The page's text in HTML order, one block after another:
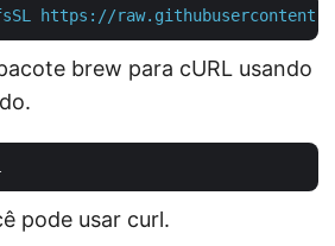
https://
brew para cURL usando
pode usar curl.